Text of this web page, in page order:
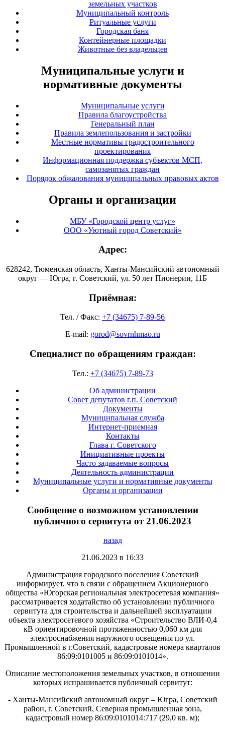
земельных участков
Муниципальный контроль
Ритуальные услуги
Городская баня
Контейнерные площадки
Животные без владельцев
Муниципальные услуги и
нормативные документы
Муниципальные услуги
Правила благоустройства
Генеральный план
Правила землепользования и застройки
Местные нормативы градостроительного
проектирования
Информационная поддержка субъектов МСП,
самозанятых граждан
Порядок обжалования муниципальных правовых актов
Органы и организации
МБУ «Городской центр услуг»
ООО «Уютный город Советский»
Адрес:
628242, Тюменская область, Ханты-Мансийский автономный
округ — Югра, г. Советский, ул. 50 лет Пионерии, 11Б
Приёмная:
Тел. / Факс: +7 (34675) 7-89-56
E-mail: gorod@sovrnhmao.ru
Специалист по обращениям граждан:
Тел.: +7 (34675) 7-89-73
Об администрации
Совет депутатов г.п. Советский
Документы
Муниципальная служба
Интернет-приемная
Контакты
Глава г. Советского
Инициативные проекты
Часто задаваемые вопросы
Деятельность администрации
Муниципальные услуги и нормативные документы
Органы и организации
Сообщение о возможном установлении
публичного сервитута от 21.06.2023
назад
21.06.2023 в 16:33
Администрация городского поселения Советский
информирует, что в связи с обращением Акционерного
общества «Югорская региональная электросетевая компания»
рассматривается ходатайство об установлении публичного
сервитута для строительства и дальнейшей эксплуатации
объекта электросетевого хозяйства «Строительство ВЛИ-0,4
кВ ориентировочной протяженностью 0,060 км для
электроснабжения наружного освещения по ул.
Промышленной в г.Советский, кадастровые номера кварталов
86:09:0101005 и 86:09:0101014».
Описание местоположения земельных участков, в отношении
которых испрашивается публичный сервитут:
- Ханты-Мансийский автономный округ – Югра, Советский
район, г. Советский, Северная промышленная зона,
кадастровый номер 86:09:0101014:717 (29,0 кв. м);